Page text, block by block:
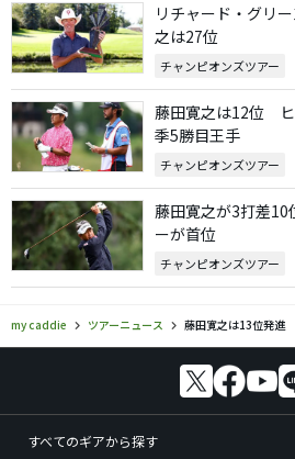
リチャード・グリ
之は27位
チャンピオンズツアー
藤田寛之は12位
季5勝目王手
チャンピオンズツアー
藤田寛之が3打差
ーが首位
チャンピオンズツアー
my caddie ツアーニュース 藤田寛之は13位発進
すべてのギアから探す